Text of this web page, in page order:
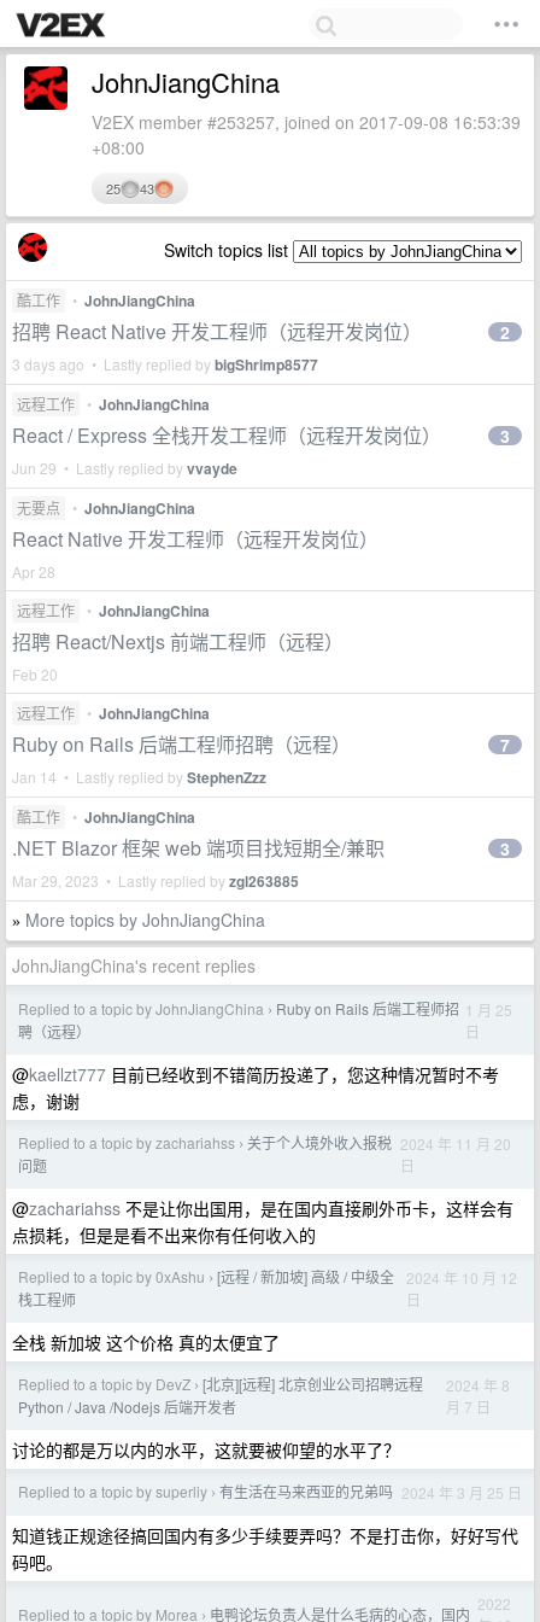
JohnJiangChina
V2EX member #253257, joined on 2017-09-08 16:53:39
+08:00
25 43
Switch topics list
酷工作 • JohnJiangChina
招聘 React Native 开发工程师（远程开发岗位）
3 days ago • Lastly replied bybigShrimp8577
2
远程工作 • JohnJiangChina
React / Express 全栈开发工程师（远程开发岗位）
Jun 29 • Lastly replied byvvayde
3
无要点 • JohnJiangChina
React Native 开发工程师（远程开发岗位）
Apr 28
远程工作
• JohnJiangChina
招聘 React/Nextjs 前端工程师（远程）
Feb 20
远程工作
• JohnJiangChina
Ruby on Rails 后端工程师招聘（远程）
Jan 14 • Lastly replied byStephenZzz
7
酷工作 • JohnJiangChina
.NET Blazor 框架 web 端项目找短期全/兼职
Mar 29, 2023 • Lastly replied byzgl263885
3
» More topics by JohnJiangChina
JohnJiangChina's recent replies
Replied to a topic by JohnJiangChina › Ruby on Rails 后端工程师招
聘（远程）
1 月 25
日
@kaellzt777 目前已经收到不错简历投递了，您这种情况暂时不考
虑，谢谢
Replied to a topic by zachariahss › 关于个人境外收入报税
问题
2024 年 11 月 20
日
@zachariahss 不是让你出国用，是在国内直接刷外币卡，这样会有
点损耗，但是是看不出来你有任何收入的
Replied to a topic by 0xAshu › [远程 / 新加坡] 高级 / 中级全
栈工程师
2024 年 10 月 12
日
全栈 新加坡 这个价格 真的太便宜了
Replied to a topic by DevZ › [北京][远程] 北京创业公司招聘远程
Python / Java /Nodejs 后端开发者
2024 年 8
月 7 日
讨论的都是万以内的水平，这就要被仰望的水平了？
Replied to a topic by superliy › 有生活在马来西亚的兄弟吗 2024 年 3 月 25 日
知道钱正规途径搞回国内有多少手续要弄吗？不是打击你，好好写代
码吧。
Replied to a topic by Morea › 电鸭论坛负责人是什么毛病的心态，国内 2022